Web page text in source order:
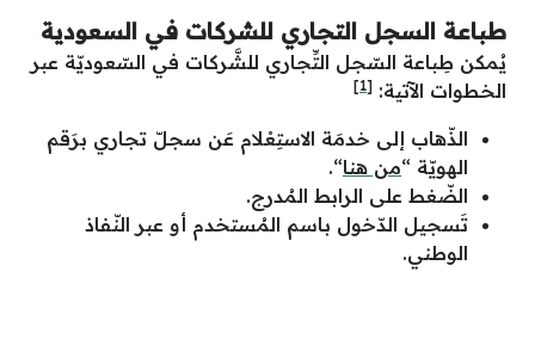
طباعة السجل التجاري للشركات في السعودية
يُمكن طِباعة السّجل التِّجاري للشَّركات في السّعوديّة عبر
الخطوات الآتية: [1]
الذّهاب إلى خدمَة الاستِعْلام عَن سجلّ تجاري برَقم
الهويّة “من هنا“.
الضّغط على الرابط المُدرج.
تَسجيل الدّخول باسم المُستخدم أو عبر النّفاذ
الوطني.